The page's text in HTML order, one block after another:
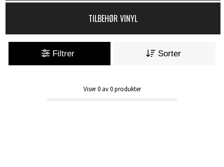
TILBEHØR VINYL
Filtrer Sorter
Viser0av0produkter